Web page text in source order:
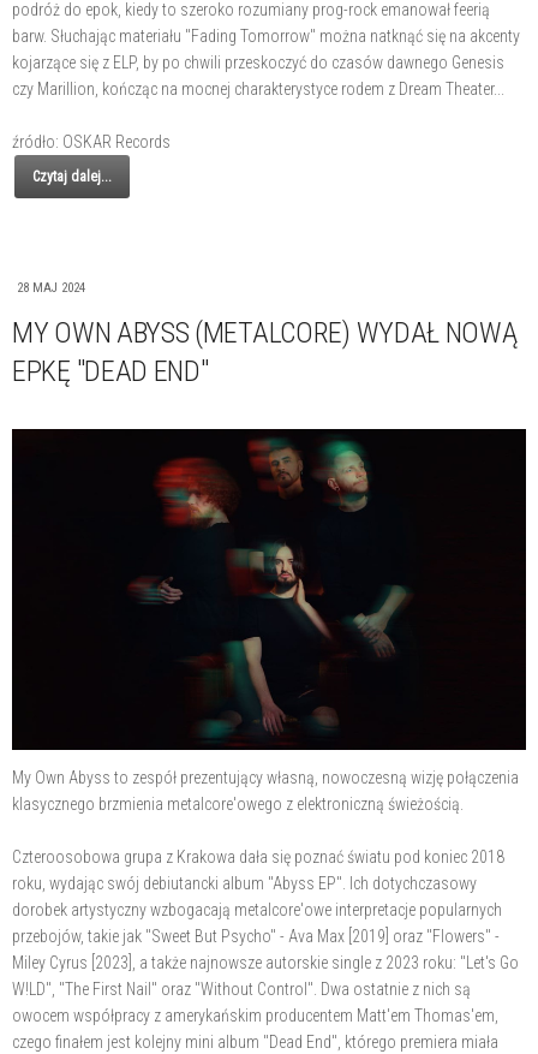
podróż do epok, kiedy to szeroko rozumiany prog-rock emanował feerią
barw. Słuchając materiału "Fading Tomorrow" można natknąć się na akcenty
kojarzące się z ELP, by po chwili przeskoczyć do czasów dawnego Genesis
czy Marillion, kończąc na mocnej charakterystyce rodem z Dream Theater...
źródło: OSKAR Records
Czytaj dalej...
28 MAJ 2024
MY OWN ABYSS (METALCORE) WYDAŁ NOWĄ
EPKĘ "DEAD END"
My Own Abyss to zespół prezentujący własną, nowoczesną wizję połączenia
klasycznego brzmienia metalcore'owego z elektroniczną świeżością.
Czteroosobowa grupa z Krakowa dała się poznać światu pod koniec 2018
roku, wydając swój debiutancki album "Abyss EP". Ich dotychczasowy
dorobek artystyczny wzbogacają metalcore'owe interpretacje popularnych
przebojów, takie jak "Sweet But Psycho" - Ava Max [2019] oraz "Flowers" -
Miley Cyrus [2023], a także najnowsze autorskie single z 2023 roku: "Let's Go
W!LD", "The First Nail" oraz "Without Control". Dwa ostatnie z nich są
owocem współpracy z amerykańskim producentem Matt'em Thomas'em,
czego finałem jest kolejny mini album "Dead End", którego premiera miała